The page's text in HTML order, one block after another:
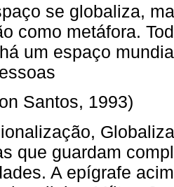
se globaliza,
como metáfora.
um espaço
Santos, 1993)
que guardam
A epígrafe